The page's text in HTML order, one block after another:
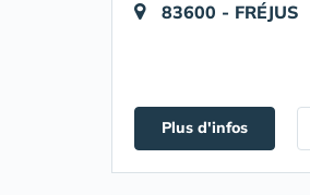
83600 - FRÉJUS
Plus d'infos